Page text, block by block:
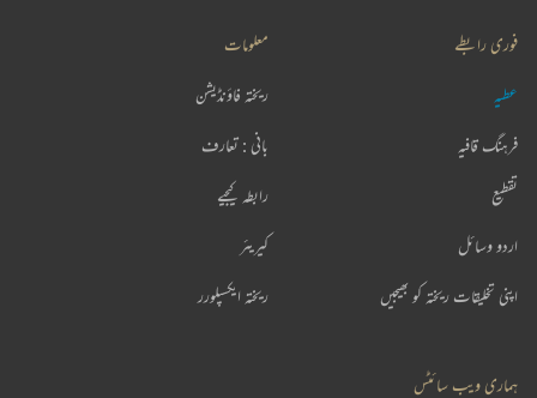
فوری رابطے
عطیہ
فرہنگ قافیہ
تقطیع
اردو وسائل
اپنی تخلیقات ریختہ کو بھیجیں
معلومات
ریختہ فاؤنڈیشن
بانی : تعارف
رابطہ کیجیے
کیریئر
ریختہ ایکسپلورر
ہماری ویب سائٹس